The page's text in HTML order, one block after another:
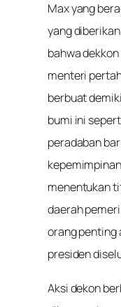
Max yang
yang
bahwa
menteri
berbuat
bumi ini
peradaban
menentukan
daerah
orang
presiden
Aksi dekon